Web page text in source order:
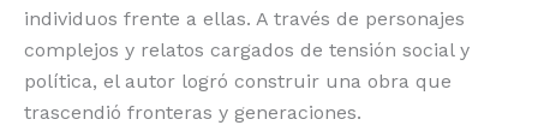
individuos frente a ellas. A través de personajes
complejos y relatos cargados de tensión social y
política, el autor logró construir una obra que
trascendió fronteras y generaciones.